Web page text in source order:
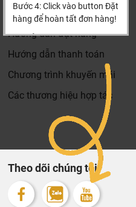
Bước 4: Click vào button Đặt
hàng để hoàn tất đơn hàng!
Xin cảm ơn khách hàng!!!
Hướng dẫn mua hàng
Hướng dẫn đặt hàng
Hướng dẫn thanh toán
Chương trình khuyến mãi
Các thương hiệu hợp tác
Theo dõi chúng tôi